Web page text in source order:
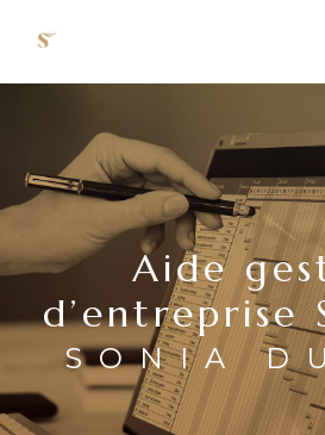
Aide gestion
d’entreprise
SONIA